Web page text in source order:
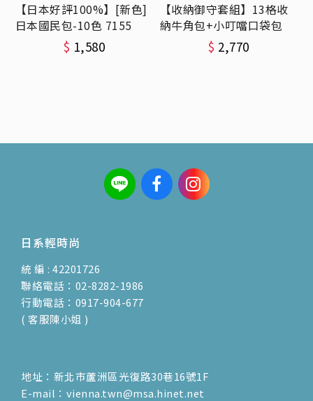
【日本好評100%】[新色]
日本國民包-10色 7155
$ 1,580
【收納御守套組】13格收
納牛角包+小叮噹口袋包
$ 2,770
日系輕時尚
統 編 : 42201726
聯絡電話：02-8282-1986
行動電話：0917-904-677
( 客服陳小姐 )
地址：新北市蘆洲區光復路30巷16號1F
E-mail：vienna.twn@msa.hinet.net